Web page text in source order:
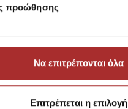
προώθησης
Να επιτρέπονται όλα
Επιτρέπεται η επιλογή
ROXY Γυναικεία Γάντια